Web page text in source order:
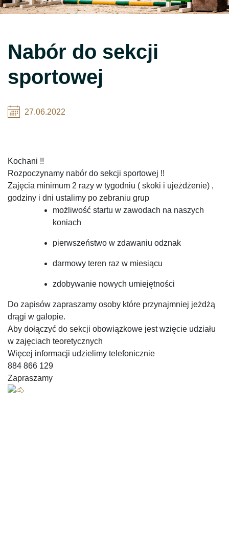
Nabór do sekcji
sportowej
27.06.2022
Kochani !!
Rozpoczynamy nabór do sekcji sportowej !!
Zajęcia minimum 2 razy w tygodniu ( skoki i ujeżdżenie) ,
godziny i dni ustalimy po zebraniu grup
możliwość startu w zawodach na naszych
koniach
pierwszeństwo w zdawaniu odznak
darmowy teren raz w miesiącu
zdobywanie nowych umiejętności
Do zapisów zapraszamy osoby które przynajmniej jeżdżą
drągi w galopie.
Aby dołączyć do sekcji obowiązkowe jest wzięcie udziału
w zajęciach teoretycznych
Więcej informacji udzielimy telefonicznie
884 866 129
Zapraszamy